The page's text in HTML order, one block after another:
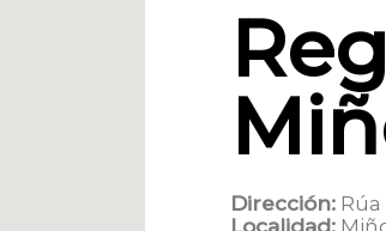
Dirección: Rúa
Localidad: